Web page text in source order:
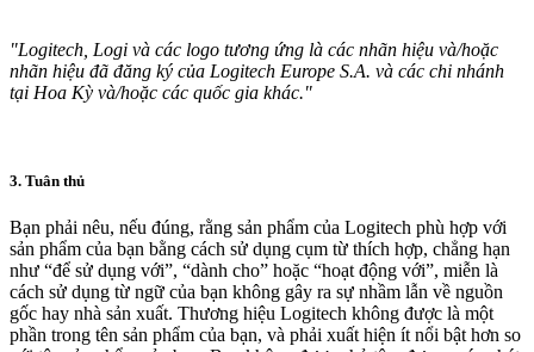
"Logitech, Logi và các logo tương ứng là các nhãn hiệu và/hoặc
nhãn hiệu đã đăng ký của Logitech Europe S.A. và các chi nhánh
tại Hoa Kỳ và/hoặc các quốc gia khác."
3. Tuân thủ
Bạn phải nêu, nếu đúng, rằng sản phẩm của Logitech phù hợp với
sản phẩm của bạn bằng cách sử dụng cụm từ thích hợp, chẳng hạn
như “để sử dụng với”, “dành cho” hoặc “hoạt động với”, miễn là
cách sử dụng từ ngữ của bạn không gây ra sự nhầm lẫn về nguồn
gốc hay nhà sản xuất. Thương hiệu Logitech không được là một
phần trong tên sản phẩm của bạn, và phải xuất hiện ít nổi bật hơn so